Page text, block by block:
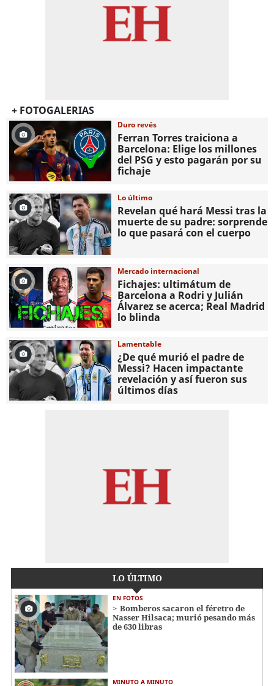
+ FOTOGALERIAS
Duro revés
Ferran Torres traiciona a
Barcelona: Elige los millones
del PSG y esto pagarán por su
fichaje
Lo último
Revelan qué hará Messi tras la
muerte de su padre: sorprende
lo que pasará con el cuerpo
Mercado internacional
Fichajes: ultimátum de
Barcelona a Rodri y Julián
Álvarez se acerca; Real Madrid
lo blinda
Lamentable
¿De qué murió el padre de
Messi? Hacen impactante
revelación y así fueron sus
últimos días
LO ÚLTIMO
EN FOTOS
Bomberos sacaron el féretro de
Nasser Hilsaca; murió pesando más
de 630 libras
MINUTO A MINUTO